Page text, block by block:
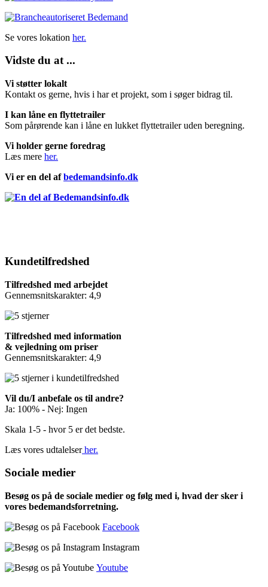
Se vores lokation her.
Vidste du at ...
Vi støtter lokalt
Kontakt os gerne, hvis i har et projekt, som i søger bidrag til.
I kan låne en flyttetrailer
Som pårørende kan i låne en lukket flyttetrailer uden beregning.
Vi holder gerne foredrag
Læs mere her.
Vi er en del afbedemandsinfo.dk
Kundetilfredshed
Tilfredshed med arbejdet
Gennemsnitskarakter: 4,9
Tilfredshed med information
& vejledning om priser
Gennemsnitskarakter: 4,9
Vil du/I anbefale os til andre?
Ja: 100% - Nej: Ingen
Skala 1-5 - hvor 5 er det bedste.
Læs vores udtalelserher.
Sociale medier
Besøg os på de sociale medier og følg med i, hvad der sker i
vores bedemandsforretning.
Facebook
Instagram
Youtube